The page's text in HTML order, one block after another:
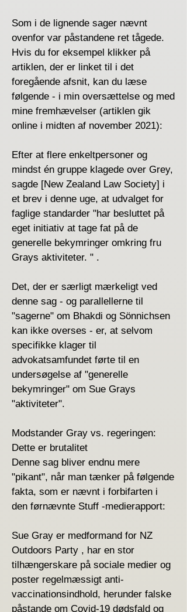
Som i de lignende sager nævnt
ovenfor var påstandene ret tågede.
Hvis du for eksempel klikker på
artiklen, der er linket til i det
foregående afsnit, kan du læse
følgende - i min oversættelse og med
mine fremhævelser (artiklen gik
online i midten af ​​november 2021):
Efter at flere enkeltpersoner og
mindst én gruppe klagede over Grey,
sagde [New Zealand Law Society] i
et brev i denne uge, at udvalget for
faglige standarder "har besluttet på
eget initiativ at tage fat på de
generelle bekymringer omkring fru
Grays aktiviteter. " .
Det, der er særligt mærkeligt ved
denne sag - og parallellerne til
"sagerne" om Bhakdi og Sönnichsen
kan ikke overses - er, at selvom
specifikke klager til
advokatsamfundet førte til en
undersøgelse af "generelle
bekymringer" om Sue Grays
"aktiviteter".
Modstander Gray vs. regeringen:
Dette er brutalitet
Denne sag bliver endnu mere
"pikant", når man tænker på følgende
fakta, som er nævnt i forbifarten i
den førnævnte Stuff -medierapport:
Sue Gray er medformand for NZ
Outdoors Party , har en stor
tilhængerskare på sociale medier og
poster regelmæssigt anti-
vaccinationsindhold, herunder falske
påstande om Covid-19 dødsfald og